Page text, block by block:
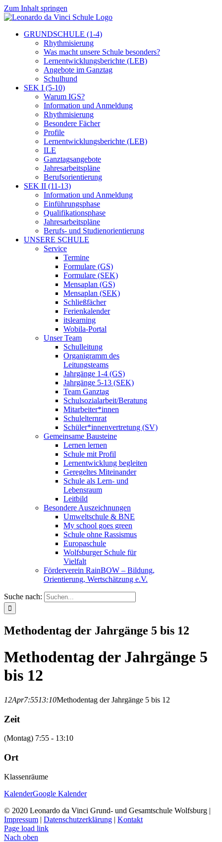
Zum Inhalt springen
GRUNDSCHULE (1-4)
Rhythmisierung
Was macht unsere Schule besonders?
Lernentwicklungsberichte (LEB)
Angebote im Ganztag
Schulhund
SEK I (5-10)
Warum IGS?
Information und Anmeldung
Rhythmisierung
Besondere Fächer
Profile
Lernentwicklungsberichte (LEB)
ILE
Ganztagsangebote
Jahresarbeitspläne
Berufsorientierung
SEK II (11-13)
Information und Anmeldung
Einführungsphase
Qualifikationsphase
Jahresarbeitspläne
Berufs- und Studienorientierung
UNSERE SCHULE
Service
Termine
Formulare (GS)
Formulare (SEK)
Mensaplan (GS)
Mensaplan (SEK)
Schließfächer
Ferienkalender
itslearning
Wobila-Portal
Unser Team
Schulleitung
Organigramm des
Leitungsteams
Jahrgänge 1-4 (GS)
Jahrgänge 5-13 (SEK)
Team Ganztag
Schulsozialarbeit/Beratung
Mitarbeiter*innen
Schulelternrat
Schüler*innenvertretung (SV)
Gemeinsame Bausteine
Lernen lernen
Schule mit Profil
Lernentwicklung begleiten
Geregeltes Miteinander
Schule als Lern- und
Lebensraum
Leitbild
Besondere Auszeichnungen
Umweltschule & BNE
My school goes green
Schule ohne Rassismus
Europaschule
Wolfsburger Schule für
Vielfalt
Förderverein RainBOW – Bildung,
Orientierung, Wertschätzung e.V.
Suche nach:
Methodentag der Jahrgänge 5 bis 12
Methodentag der Jahrgänge 5
bis 12
12Apr7:5513:10Methodentag der Jahrgänge 5 bis 12
Zeit
(Montag) 7:55 - 13:10
Ort
Klassenräume
KalenderGoogle Kalender
© 2020 Leonardo da Vinci Grund- und Gesamtschule Wolfsburg |
Impressum | Datenschutzerklärung | Kontakt
Page load link
Nach oben